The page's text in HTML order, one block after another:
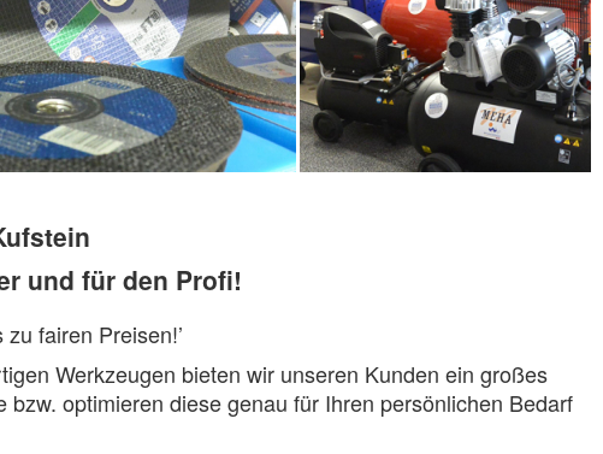
und für den Profi!
fairen Preisen!’
Werkzeugen bieten wir unseren Kunden ein großes
optimieren diese genau für Ihren persönlichen Bedarf